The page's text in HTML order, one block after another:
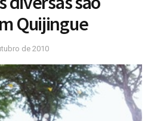
Quijingue
de 2010